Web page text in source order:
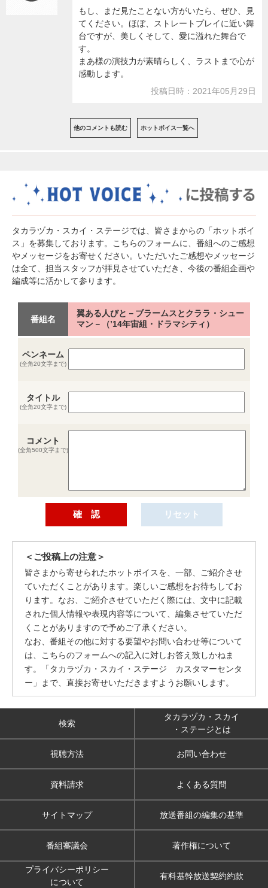
もし、まだ見たことない方がいたら、ぜひ、見
てください。ほぼ、ストレートプレイに近い舞
台ですが、美しくそして、愛に溢れた舞台で
す。
まあ様の演技力が素晴らしく、ラストまで心が
感動します。
投稿日時：2021年05月29日
他のコメントも読む ホットボイス一覧へ
タカラヅカ・スカイ・ステージでは、皆さまからの「ホットボイ
ス」を募集しております。こちらのフォームに、番組へのご感想
やメッセージをお寄せください。いただいたご感想やメッセージ
は全て、担当スタッフが拝見させていただき、今後の番組企画や
編成等に活かして参ります。
番組名
翼ある人びと－ブラームスとクララ・シュー
マン－（’14年宙組・ドラマシティ）
ペンネーム
(全角20文字まで)
タイトル
(全角20文字まで)
コメント
(全角500文字まで)
＜ご投稿上の注意＞
皆さまから寄せられたホットボイスを、一部、ご紹介させ
ていただくことがあります。楽しいご感想をお待ちしてお
ります。なお、ご紹介させていただく際には、文中に記載
された個人情報や表現内容等について、編集させていただ
くことがありますので予めご了承ください。
なお、番組その他に対する要望やお問い合わせ等について
は、こちらのフォームへの記入に対しお答え致しかねま
す。「タカラヅカ・スカイ・ステージ カスタマーセンタ
ー」まで、直接お寄せいただきますようお願いします。
検索
タカラヅカ・スカイ
・ステージとは
視聴方法 お問い合わせ
資料請求 よくある質問
サイトマップ 放送番組の編集の基準
番組審議会 著作権について
プライバシーポリシー
について
有料基幹放送契約約款